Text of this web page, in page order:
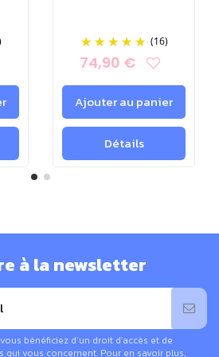
(16)
74,90 €
Ajouter au panier
Détails
à la newsletter
bénéficiez d’un droit d’accès et de
vous concernent. Pour en savoir plus,